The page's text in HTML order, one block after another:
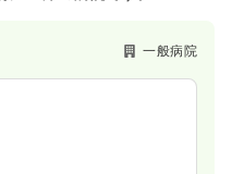
一般病院